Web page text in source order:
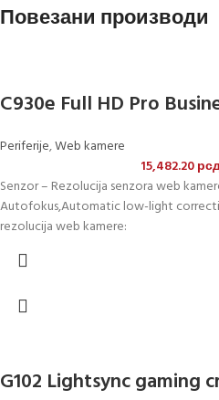
Повезани производи
C930e Full HD Pro
Periferije,Web kamere
15,482.20
Senzor – Rezolucija senzora web
Autofokus,Automatic low-light
rezolucija web kamere:
G102 Lightsync gaming